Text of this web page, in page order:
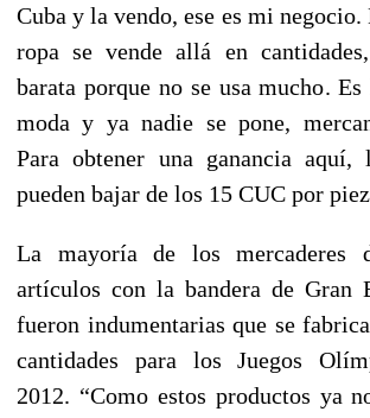
Cuba y la vendo, ese es mi negocio.
ropa se vende allá en
barata porque no se usa mucho.
moda y ya nadie se pone,
Para obtener una ganancia aquí,
pueden bajar de los 15 CUC por
La mayoría de los mercaderes
artículos con la bandera de Gran
fueron indumentarias que se
cantidades para los Juegos
2012. “Como estos productos ya